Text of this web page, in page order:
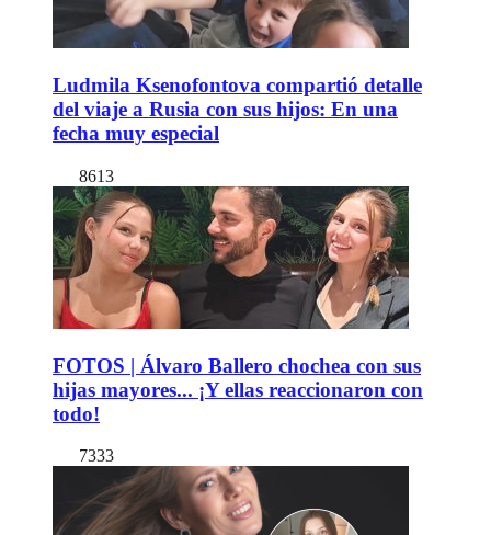
Ludmila Ksenofontova compartió detalle
del viaje a Rusia con sus hijos: En una
fecha muy especial
8613
FOTOS | Álvaro Ballero chochea con sus
hijas mayores... ¡Y ellas reaccionaron con
todo!
7333